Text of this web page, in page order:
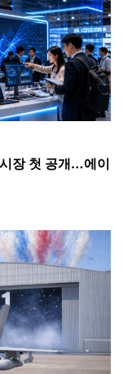
장 첫 공개…에이